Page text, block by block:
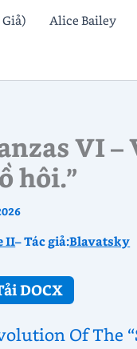
Alice Bailey
VI
hôi.”
II– Tác giả:Blavatsky
DOCX
Of The